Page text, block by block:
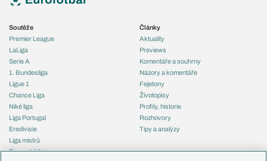
Soutěže
Premier League
LaLiga
Serie A
1. Bundesliga
Ligue 1
Chance Liga
Niké liga
Liga Portugal
Eredivisie
Liga mistrů
Evropská liga
Články
Aktuality
Previews
Komentáře a souhrny
Názory a komentáře
Fejetony
Životopisy
Profily, historie
Rozhovory
Tipy a analýzy